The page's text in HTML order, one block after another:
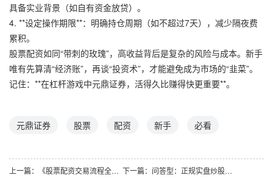
具备实业背景（如自有资金放贷）。
4. **设定操作期限**：明确持仓周期（如不超过7天），减少隔夜费
累积。
股票配资如同“带刺的玫瑰”，高收益背后是复杂的风险与成本。新手
唯有先算清“经济账”，再谈“投资术”，才能避免成为市场的“韭菜”。
记住：**在杠杆游戏中元鼎证券，活得久比赚得快更重要**。
元鼎证券 股票 配资 新手 必看
上一篇： 《股票配资交易流程全揭秘：开户、入金到交易的完整教程》 下一篇： 问答型：正规实盘炒股平台怎么选？这帮你避坑！